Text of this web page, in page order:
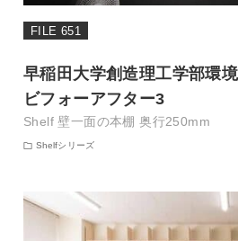
FILE 651
早稲田大学創造理工学部環
ビフォーアフター3
Shelf 壁一面の本棚 奥行250mm
Shelfシリーズ